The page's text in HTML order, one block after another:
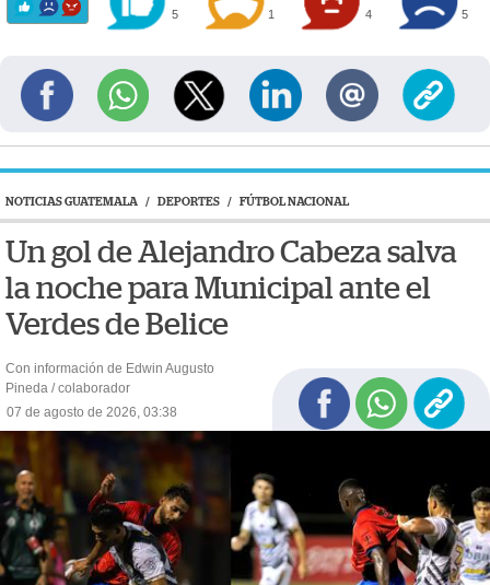
5 1 4 5
NOTICIAS GUATEMALA / DEPORTES / FÚTBOL NACIONAL
Un gol de Alejandro Cabeza salva
la noche para Municipal ante el
Verdes de Belice
Con información de Edwin Augusto
Pineda / colaborador
07 de agosto de 2026, 03:38